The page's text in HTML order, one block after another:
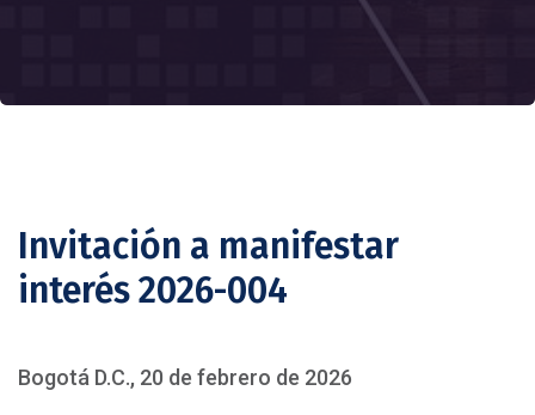
Invitación a manifestar
interés 2026-004
Bogotá D.C., 20 de febrero de 2026